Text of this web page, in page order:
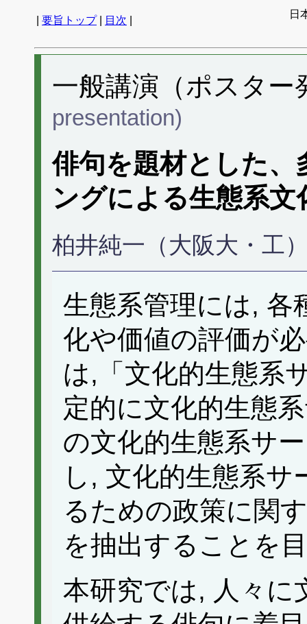
要旨トップ| 目次
日
一般講演（ポスタ
presentation)
俳句を題材とした、
ングによる生態系
柏井純一（大阪大・工
生態系管理には, 各
化や価値の評価が
は,「文化的生態系
定的に文化的生態
の文化的生態系サ
し, 文化的生態系
るための政策に関
を抽出することを
本研究では, 人々に